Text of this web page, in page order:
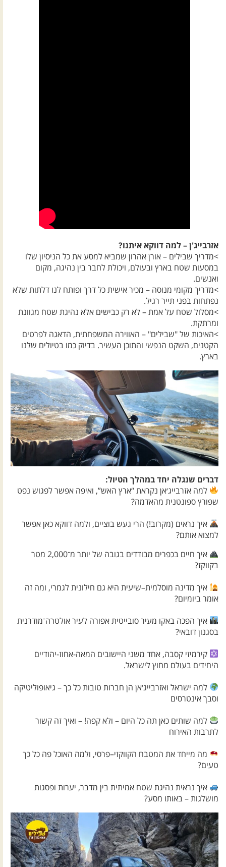
אזרבייג'ן – למה דווקא איתנו?
>מדריך שבילים – אורן אהרון שמביא למסע את כל הניסיון שלו
במסעות שטח בארץ ובעולם, ויכולת לחבר בין נהיגה, מקום
ואנשים.
>מדריך מקומי מנוסה – מכיר אישית כל דרך ופותח לנו דלתות שלא
נפתחות בפני תייר רגיל.
>מסלול שטח על אמת – לא רק כבישים אלא נהיגת שטח מגוונת
ומרתקת.
>האיכות של "שבילים" – האווירה המשפחתית, הדאגה לפרטים
הקטנים, השקט הנפשי והתוכן העשיר. בדיוק כמו בטיולים שלנו
בארץ.
דברים שנגלה יחד במהלך הטיול:
למה אזרבייג׳אן נקראת “ארץ האש”, ואיפה אפשר לפגוש נפט
שפורץ ספונטנית מהאדמה?
איך נראים (מקרוב!) הרי געש בוציים, ולמה דווקא כאן אפשר
למצוא אותם?
איך חיים בכפרים מבודדים בגובה של יותר מ־2,000 מטר
בקווקז?
איך מדינה מוסלמית–שיעית היא גם חילונית לגמרי, ומה זה
אומר ביומיום?
איך הפכה באקו מעיר סובייטית אפורה לעיר אולטרה־מודרנית
בסגנון דובאי?
קירמיזי קסבה, אחד משני היישובים המאה-אחוז-יהודיים
היחידים בעולם מחוץ לישראל.
למה ישראל ואזרבייג׳אן הן חברות טובות כל כך – גיאופוליטיקה
וסבך אינטרסים
למה שותים כאן תה כל היום – ולא קפה! – ואיך זה קשור
לתרבות האירוח
מה מייחד את המטבח הקווקזי–פרסי, ולמה האוכל פה כל כך
טעים?
איך נראית נהיגת שטח אמיתית בין מדבר, יערות ופסגות
מושלגות – באותו מסע?